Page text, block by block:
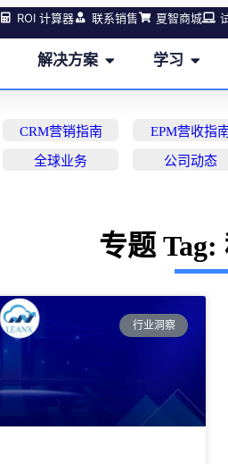
ROI 计算器 联系销售 夏智商城
解决方案 学习
CRM营销指南 EPM营收指
全球业务 公司动态
专题 Tag:
行业洞察